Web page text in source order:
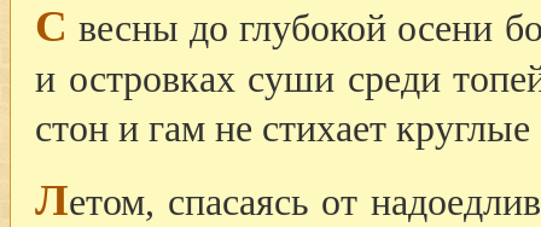
С весны до глубокой осени
и островках суши среди
стон и гам не стихает круглые
Летом, спасаясь от